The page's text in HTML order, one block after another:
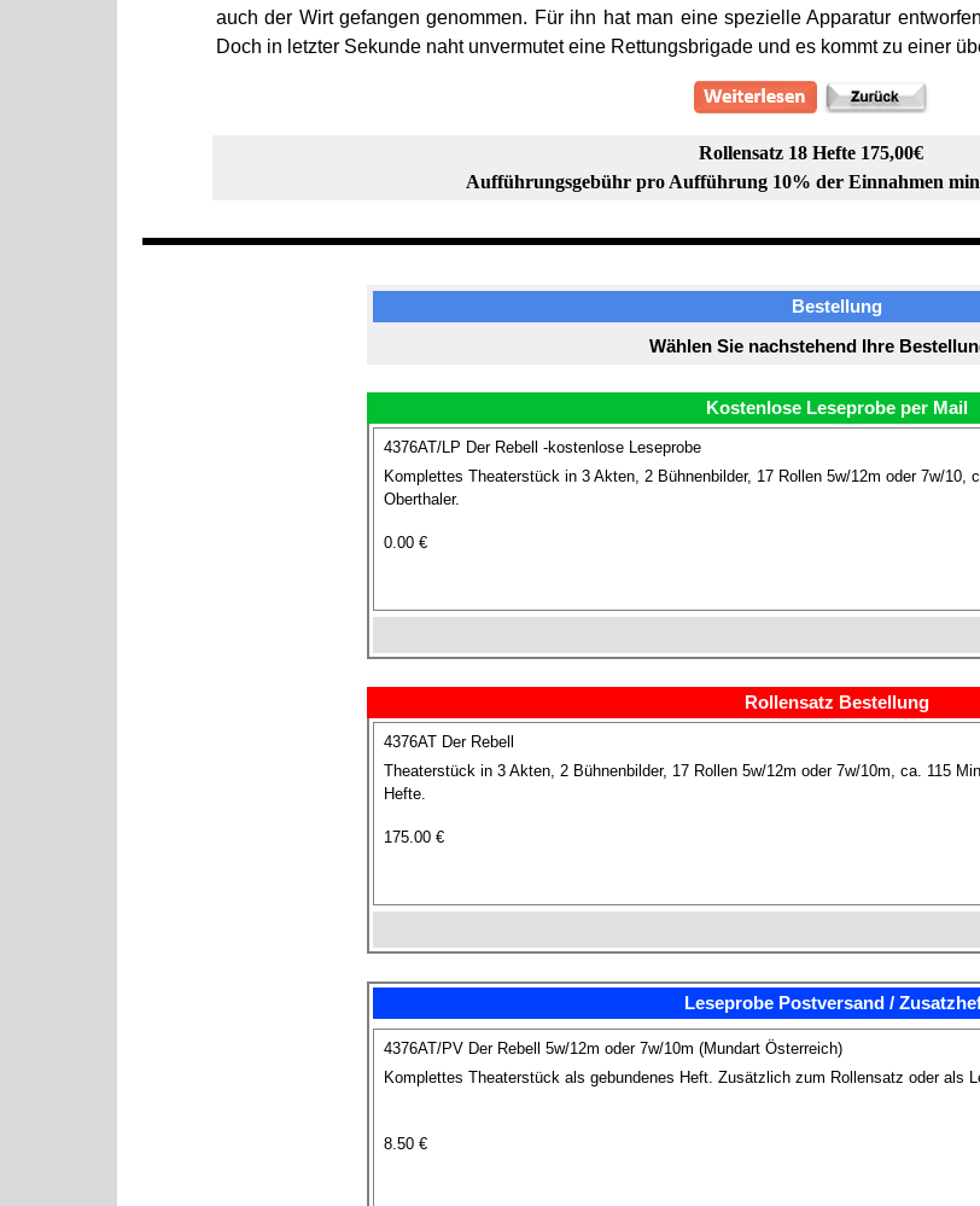
auch der Wirt gefangen genommen. Für ihn hat man eine spezielle Apparatur
Doch in letzter Sekunde naht unvermutet eine Rettungsbrigade und es kommt zu einer
Rollensatz 18 Hefte 175,00€
Aufführungsgebühr pro Aufführung 10% der Einnahmen
Bestellung
Wählen Sie nachstehend Ihre
Kostenlose Leseprobe per Mail
4376AT/LP Der Rebell -kostenlose Leseprobe
Komplettes Theaterstück in 3 Akten, 2 Bühnenbilder, 17 Rollen 5w/12m oder 7w/10,
Oberthaler.
0.00 €
Rollensatz Bestellung
4376AT Der Rebell
Theaterstück in 3 Akten, 2 Bühnenbilder, 17 Rollen 5w/12m oder 7w/10m, ca. 115
Hefte.
175.00 €
Leseprobe Postversand /
4376AT/PV Der Rebell 5w/12m oder 7w/10m (Mundart Österreich)
Komplettes Theaterstück als gebundenes Heft. Zusätzlich zum Rollensatz oder als
8.50 €